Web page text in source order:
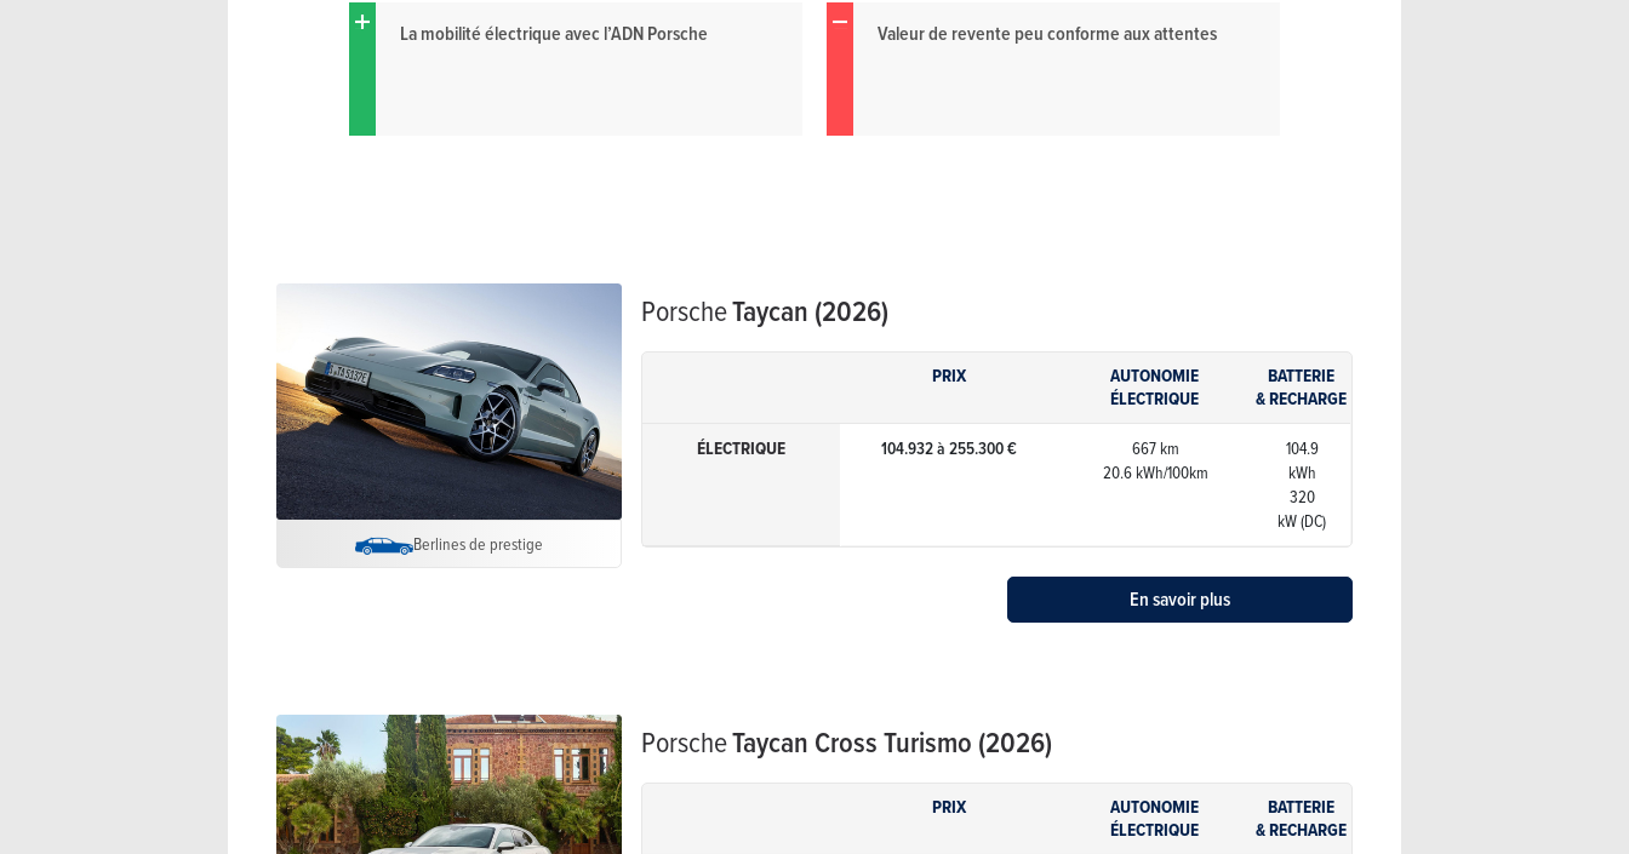
La mobilité électrique avec l’ADN Porsche Valeur de revente peu conforme aux attentes
Berlines de prestige
PorscheTaycan (2026)
PRIX
AUTONOMIE
ÉLECTRIQUE
BATTERIE
& RECHARGE
ÉLECTRIQUE
104.932 à 255.300 €
667 km
20.6 kWh/100km
104.9
kWh
320
kW (DC)
En savoir plus
PorscheTaycan Cross Turismo (2026)
PRIX
AUTONOMIE
ÉLECTRIQUE
BATTERIE
& RECHARGE